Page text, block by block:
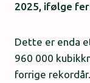
2025, ifølge
Dette er enda
960 000
forrige rekordår.